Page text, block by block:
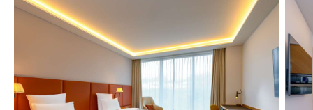
Вами в Базеле. С радостью ждем как отдыхающих,
так и деловых путешественников.
Reto KOCHER Управление отелем